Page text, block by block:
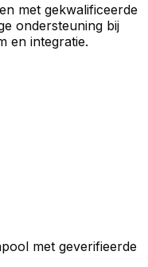
met gekwalificeerde
ondersteuning bij
en integratie.
met geverifieerde